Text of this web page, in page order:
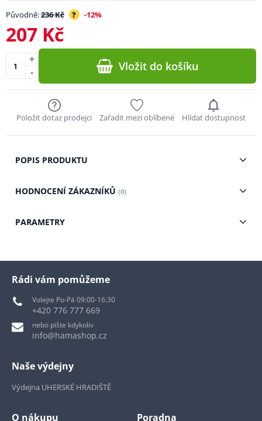
Původně:236 Kč ? -12%
207 Kč
-
+ Vložit do košíku
Položit dotaz prodejci Zařadit mezi oblíbené Hlídat dostupnost
POPIS PRODUKTU
HODNOCENÍ ZÁKAZNÍKŮ (0)
PARAMETRY
Rádi vám pomůžeme
Volejte Po-Pá 09:00-16:30
+420 776 777 669
nebo pište kdykoliv
info@hamashop.cz
Naše výdejny
Výdejna UHERSKÉ HRADIŠTĚ
O nákupu Poradna